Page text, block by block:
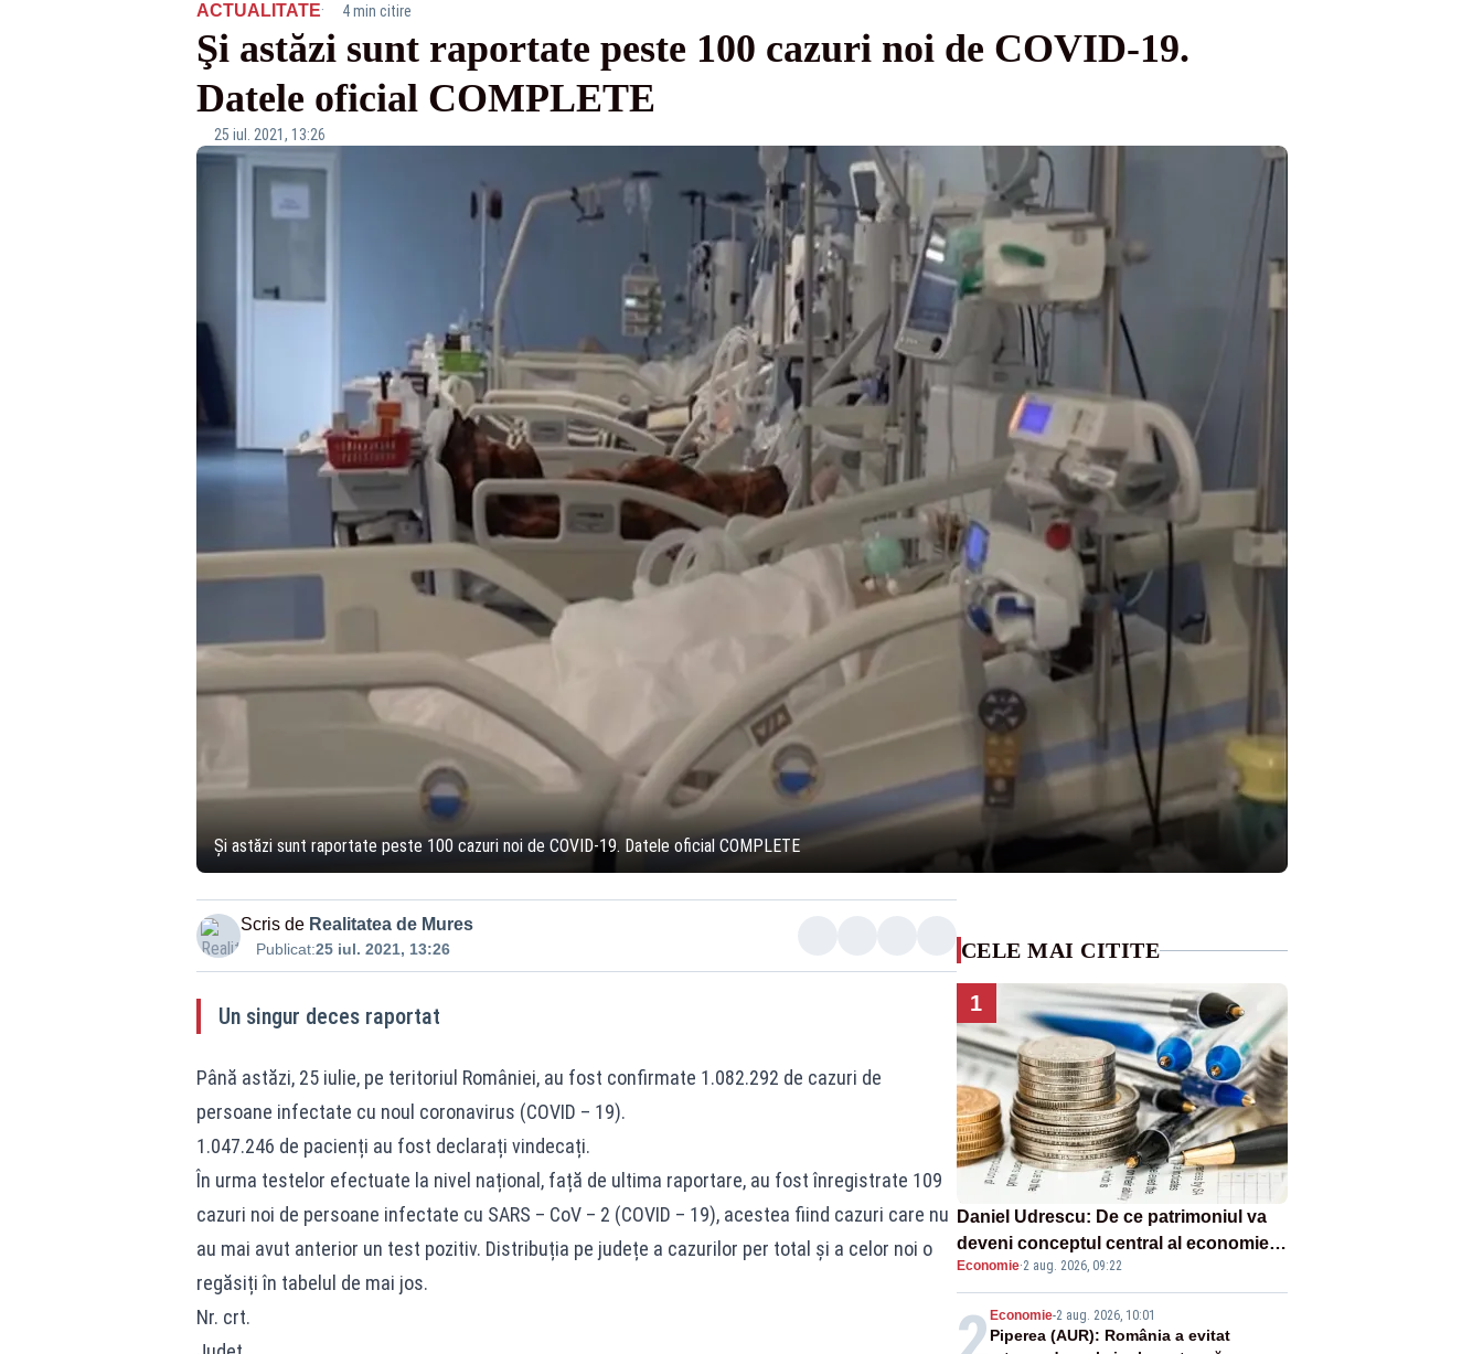
ACTUALITATE· 4 min citire
Şi astăzi sunt raportate peste 100 cazuri noi de COVID-19.
Datele oficial COMPLETE
25 iul. 2021, 13:26
Şi astăzi sunt raportate peste 100 cazuri noi de COVID-19. Datele oficial COMPLETE
Scris de Realitatea de Mures
Publicat:25 iul. 2021, 13:26
Un singur deces raportat
Până astăzi, 25 iulie, pe teritoriul României, au fost confirmate 1.082.292 de cazuri de
persoane infectate cu noul coronavirus (COVID – 19).
1.047.246 de pacienți au fost declarați vindecați.
În urma testelor efectuate la nivel național, față de ultima raportare, au fost înregistrate 109
cazuri noi de persoane infectate cu SARS – CoV – 2 (COVID – 19), acestea fiind cazuri care nu
au mai avut anterior un test pozitiv. Distribuția pe județe a cazurilor per total și a celor noi o
regăsiți în tabelul de mai jos.
Nr. crt.
CELE MAI CITITE
1
Daniel Udrescu: De ce patrimoniul va
deveni conceptul central al economiei
viitoare?
Economie·2 aug. 2026, 09:22
Economie-2 aug. 2026, 10:01
Piperea (AUR): România a evitat